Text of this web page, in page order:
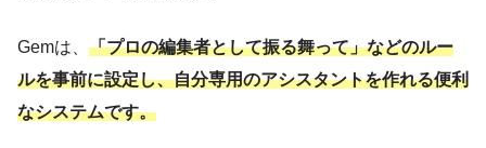
Gemは、 「プロの編集者として振る舞って」などのルー
ルを事前に設定し、自分専用のアシスタントを作れる便利
なシステムです。